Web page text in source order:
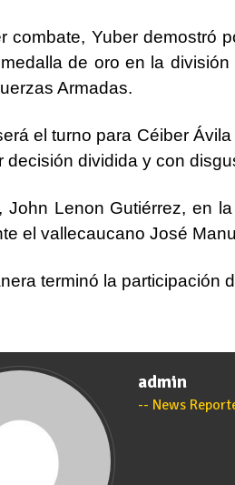
combate, Yuber demostró
de oro en la
Armadas.
el turno para Céiber
decisión dividida y con
John Lenon Gutiérrez, en
el vallecaucano José
terminó la participación
admin
News